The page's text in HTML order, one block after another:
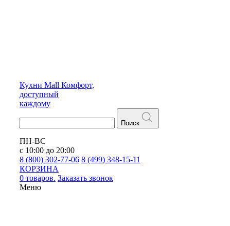
Кухни Mall Комфорт,
доступный
каждому
Поиск
ПН-ВС
с 10:00 до 20:00
8 (800) 302-77-06 8 (499) 348-15-11
КОРЗИНА
0 товаров. Заказать звонок
Меню